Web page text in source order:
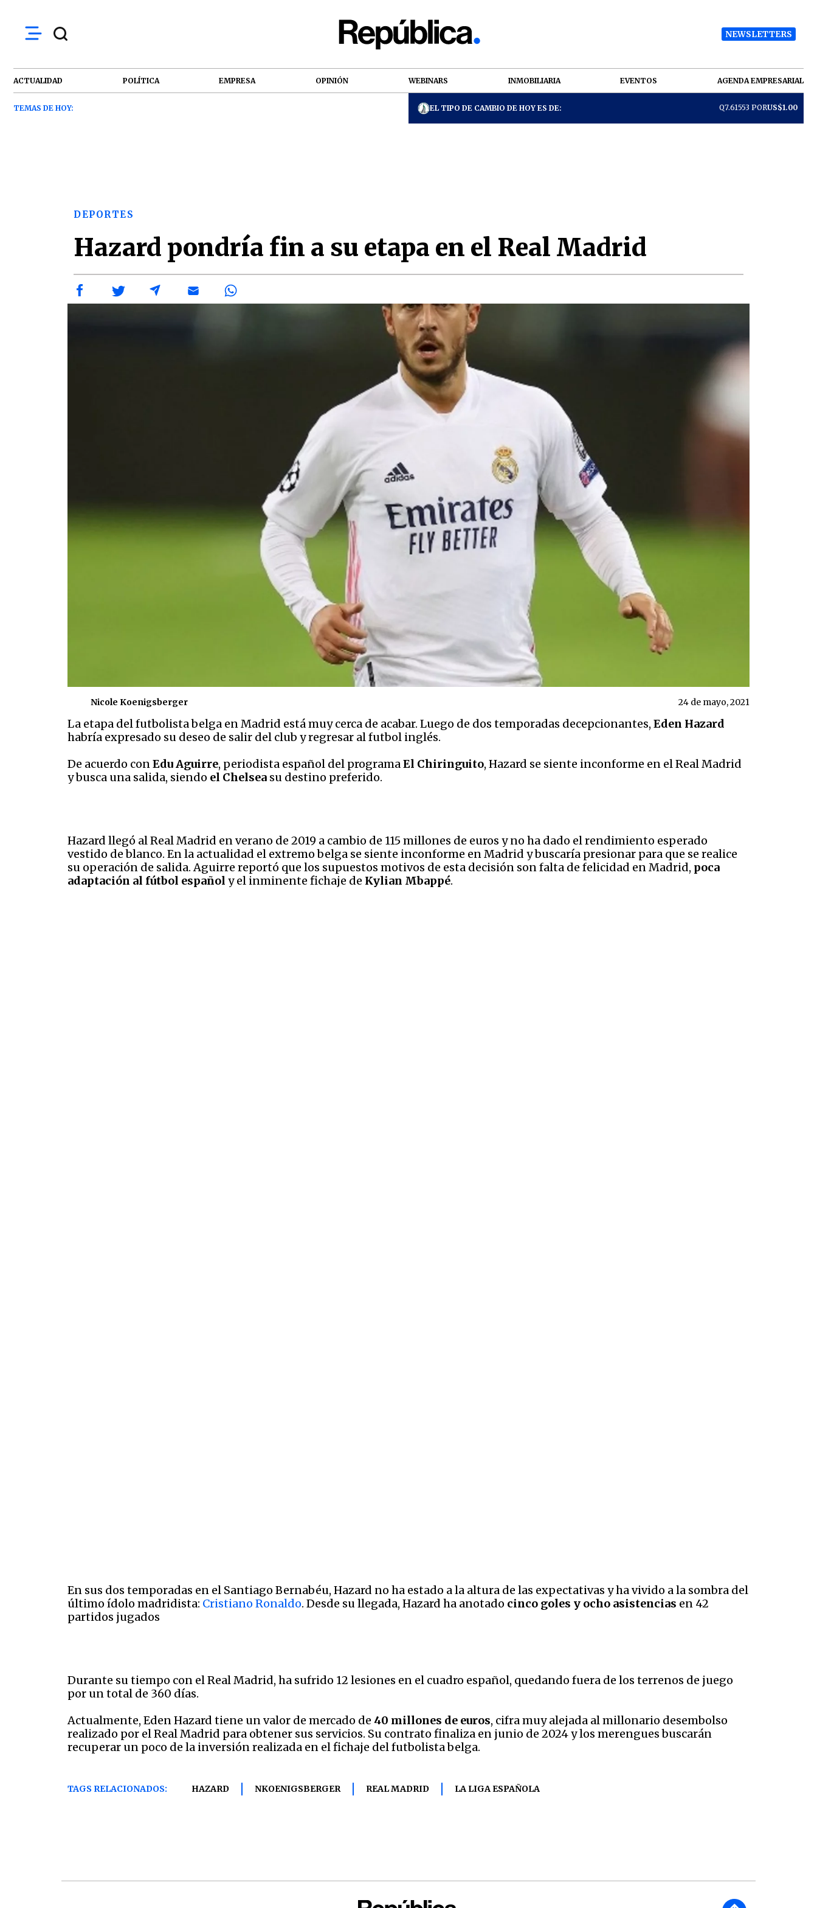
NEWSLETTERS
ACTUALIDAD POLÍTICA EMPRESA OPINIÓN WEBINARS INMOBILIARIA EVENTOS AGENDA EMPRESARIAL
TEMAS DE HOY: EL TIPO DE CAMBIO DE HOY ES DE: Q7.61553 PORUS$1.00
DEPORTES
Hazard pondría fin a su etapa en el Real Madrid
Nicole Koenigsberger 24 de mayo, 2021
La etapa del futbolista belga en Madrid está muy cerca de acabar. Luego de dos temporadas decepcionantes, Eden Hazard
habría expresado su deseo de salir del club y regresar al futbol inglés.
De acuerdo conEdu Aguirre, periodista español del programaEl Chiringuito, Hazard se siente inconforme en el Real Madrid
y busca una salida, siendo el Chelsea su destino preferido.
Hazard llegó al Real Madrid en verano de 2019 a cambio de 115 millones de euros y no ha dado el rendimiento esperado
vestido de blanco. En la actualidad el extremo belga se siente inconforme en Madrid y buscaría presionar para que se realice
su operación de salida. Aguirre reportó que los supuestos motivos de esta decisión son falta de felicidad en Madrid, poca
adaptación al fútbol español y el inminente fichaje de Kylian Mbappé.
En sus dos temporadas en el Santiago Bernabéu, Hazard no ha estado a la altura de las expectativas y ha vivido a la sombra del
último ídolo madridista: Cristiano Ronaldo. Desde su llegada, Hazard ha anotado cinco goles y ocho asistencias en 42
partidos jugados
Durante su tiempo con el Real Madrid, ha sufrido 12 lesiones en el cuadro español, quedando fuera de los terrenos de juego
por un total de 360 días.
Actualmente, Eden Hazard tiene un valor de mercado de 40 millones de euros, cifra muy alejada al millonario desembolso
realizado por el Real Madrid para obtener sus servicios. Su contrato finaliza en junio de 2024 y los merengues buscarán
recuperar un poco de la inversión realizada en el fichaje del futbolista belga.
TAGS RELACIONADOS: HAZARD NKOENIGSBERGER REAL MADRID LA LIGA ESPAÑOLA